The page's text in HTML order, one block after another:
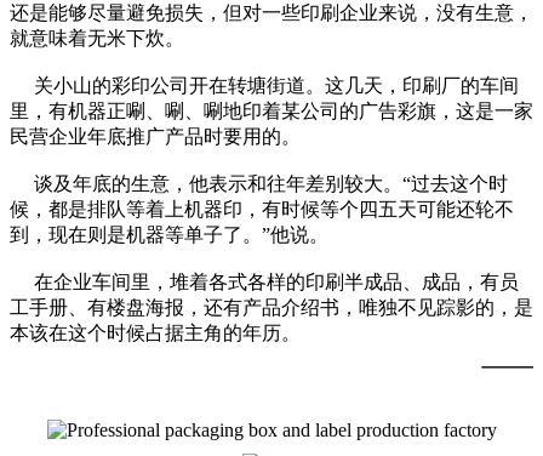
还是能够尽量避免损失，但对一些印刷企业来说，没有生意，
就意味着无米下炊。
关小山的彩印公司开在转塘街道。这几天，印刷厂的车间
里，有机器正唰、唰、唰地印着某公司的广告彩旗，这是一家
民营企业年底推广产品时要用的。
谈及年底的生意，他表示和往年差别较大。“过去这个时
候，都是排队等着上机器印，有时候等个四五天可能还轮不
到，现在则是机器等单子了。”他说。
在企业车间里，堆着各式各样的印刷半成品、成品，有员
工手册、有楼盘海报，还有产品介绍书，唯独不见踪影的，是
本该在这个时候占据主角的年历。